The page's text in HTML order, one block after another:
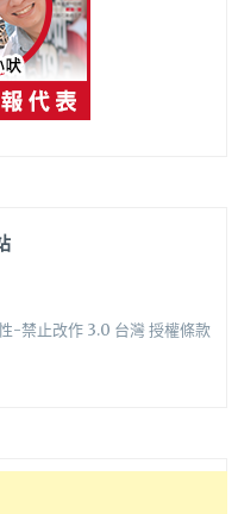
-禁止改作 3.0 台灣 授權條款